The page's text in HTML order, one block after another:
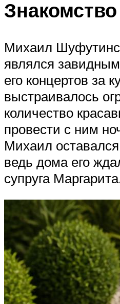
Михаил
являлся
его концертов за
выстраивалось
количество
провести с ним
Михаил
ведь дома его
супруга